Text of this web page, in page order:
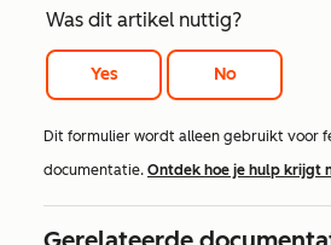
Was dit artikel nuttig?
Yes No
Dit formulier wordt alleen gebruikt voor
documentatie. Ontdek hoe je hulp krijgt